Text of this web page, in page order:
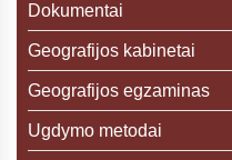
Dokumentai
Geografijos kabinetai
Geografijos egzaminas
Ugdymo metodai